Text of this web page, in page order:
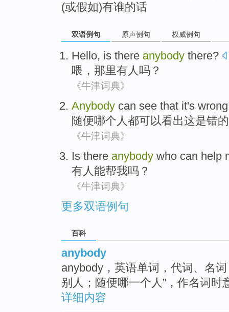
(或假如)有谁的话
双语例句 原声例句 权威例句
Hello, is there anybody there?
喂 ， 那里有人吗？
《牛津词典》
Anybody can see that it's wrong
随便哪个人都可以看出这是错
《牛津词典》
Is there anybody who can help
有人 能帮我吗？
《牛津词典》
更多双语例句
百科
anybody
anybody，英语单词，代词、名
别人；随便哪一个人”，作名词时
详细内容